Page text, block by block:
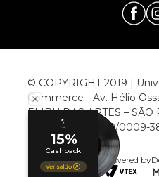
© COPYRIGHT 2019 |
Commerce - Av. Hélio
EMBU DAS ARTES –
CNPJ: 00.952.789/0009-
Powered by